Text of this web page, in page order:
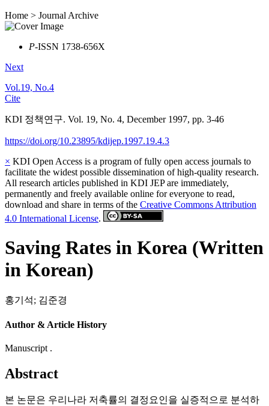
Home > Journal Archive
P-ISSN 1738-656X
Next
Vol.19, No.4
Cite
KDI 정책연구. Vol. 19, No. 4, December 1997, pp. 3-46
https://doi.org/10.23895/kdijep.1997.19.4.3
× KDI Open Access is a program of fully open access journals to
facilitate the widest possible dissemination of high-quality research.
All research articles published in KDI JEP are immediately,
permanently and freely available online for everyone to read,
download and share in terms of the Creative Commons Attribution
4.0 International License.
Saving Rates in Korea (Written
in Korean)
홍기석; 김준경
Author & Article History
Manuscript .
Abstract
본 논문은 우리나라 저축률의 결정요인을 실증적으로 분석하